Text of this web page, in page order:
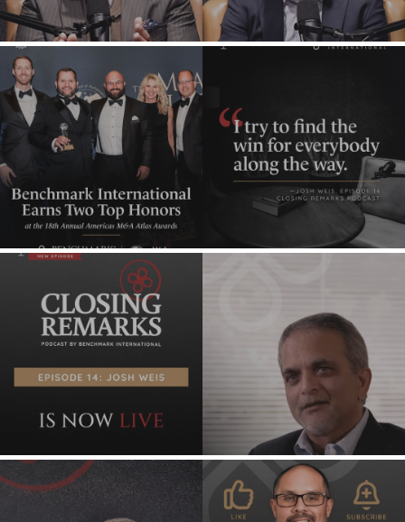
NOSOTROS
NUESTRO ÉXITO
EQUIPO GLOBAL
EJECUTIVOS
EXPERTOS
APOYO
CORPORATIVO
BÚSQUEDA DE
EQUIPO
DEVOLVIENDO
PROCESO
PUESTOS
VACANTES
COMPRADORES
EXPLORA
COMPRADOR
ESTRATÉGICO
COMPRADOR
FINANCIERO
COMPRADOR
INDIVIDUAL
COMPRADOR
RECURSOS PARA
COMPRADORES
EVENTOS
EVENTOS PARA
COMPRADORES
SEMINARIOS WEB